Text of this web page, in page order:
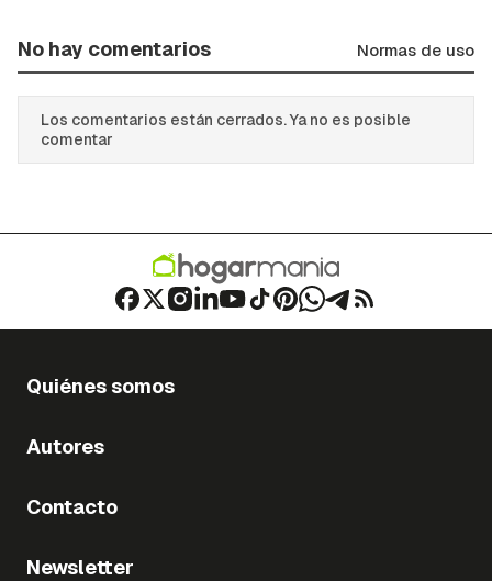
No hay comentarios Normas de uso
Los comentarios están cerrados. Ya no es posible
comentar
Quiénes somos
Autores
Contacto
Newsletter